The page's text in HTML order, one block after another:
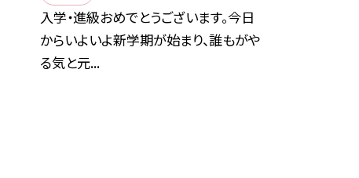
入学・進級おめでとうございます。今日
からいよいよ新学期が始まり、誰もがや
る気と元...